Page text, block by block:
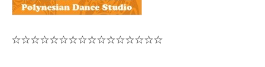
☆☆☆☆☆☆☆☆☆☆☆☆☆☆☆☆